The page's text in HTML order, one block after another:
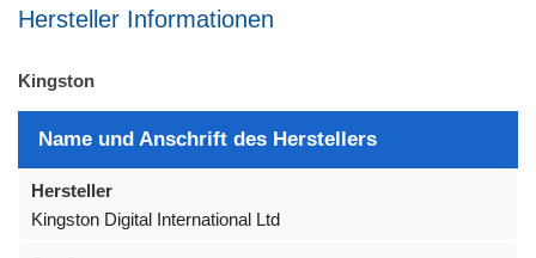
Hersteller Informationen
Kingston
Name und Anschrift des Herstellers
Hersteller
Kingston Digital International Ltd